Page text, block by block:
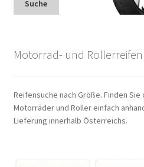
Suche
Motorrad- und Rollerreifen
Reifensuche nach Größe. Finden
Motorräder und Roller einfach
Lieferung innerhalb Österreichs.